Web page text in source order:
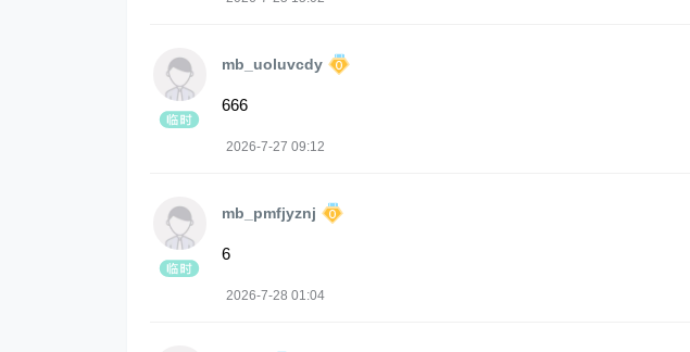
mb_uoluvcdy
666
2026-7-27 09:12
mb_pmfjyznj
6
2026-7-28 01:04